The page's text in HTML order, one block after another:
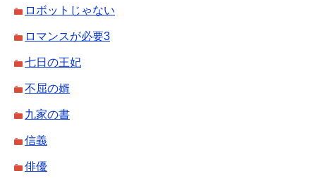
ロボットじゃない
ロマンスが必要3
七日の王妃
不屈の婿
九家の書
信義
俳優